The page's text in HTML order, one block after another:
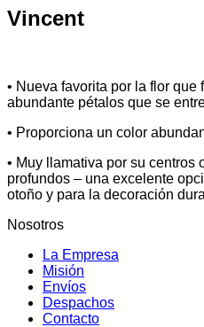
Corte
Vincent
• Nueva favorita por la flor
abundante pétalos que se
• Proporciona un color
• Muy llamativa por su centros
profundos – una excelente
otoño y para la decoración
Nosotros
La Empresa
Misión
Envíos
Despachos
Contacto